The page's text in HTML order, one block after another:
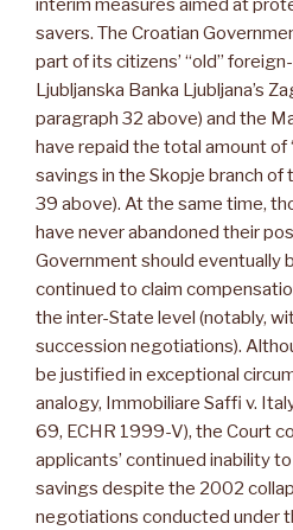
interim measures aimed at
savers. The Croatian
part of its citizens’ “old”
Ljubljanska Banka Ljubljana’s
paragraph 32 above) and the
have repaid the total amount of
savings in the Skopje branch of
39 above). At the same time,
have never abandoned their
Government should eventually
continued to claim
the inter-State level (notably,
succession negotiations).
be justified in exceptional
analogy, Immobiliare Saffi v.
69, ECHR 1999-V), the Court
applicants’ continued inability
savings despite the 2002
negotiations conducted under